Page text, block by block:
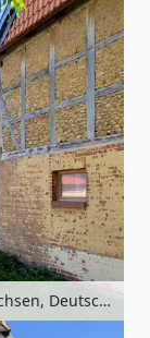
Schriftsassenhof in Stöckheim, Niedersachsen, Deutschland